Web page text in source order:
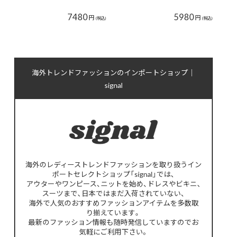
7480円 (税込) 5980円 (税込)
海外トレンドファッションのインポートショップ｜
signal
海外のレディーストレンドファッションを取り扱うイン
ポートセレクトショップ「signal」では、
アウターやワンピース、ニットを始め、ドレスやビキニ、
スーツまで、日本ではまだ入荷されていない、
海外で人気のおすすめファッションアイテムを多数取
り揃えています。
最新のファッション情報も随時発信していますのでお
気軽にご利用下さい。